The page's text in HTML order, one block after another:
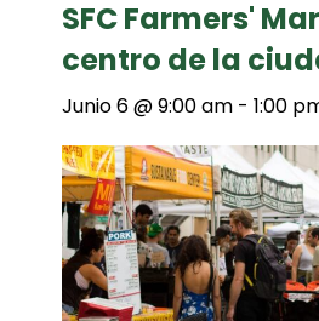
SFC Farmers'
centro de la
Junio 6 @ 9:00 am -1:00